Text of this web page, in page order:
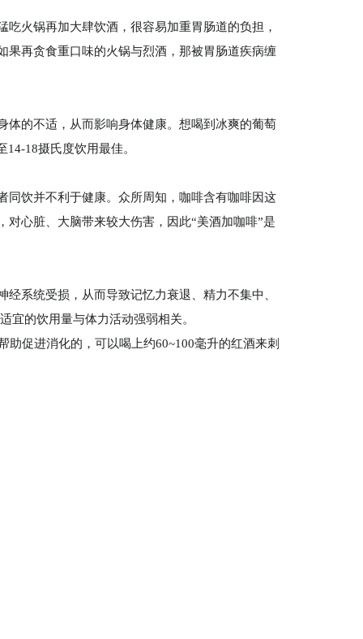
火锅再加大肆饮酒，很容易加重胃肠道的负担，
果再贪食重口味的火锅与烈酒，那被胃肠道疾病缠
体的不适，从而影响身体健康。想喝到冰爽的葡萄
18摄氏度饮用最佳。
同饮并不利于健康。众所周知，咖啡含有咖啡因这
心脏、大脑带来较大伤害，因此“美酒加咖啡”是
系统受损，从而导致记忆力衰退、精力不集中、
宜的饮用量与体力活动强弱相关。
促进消化的，可以喝上约60~100毫升的红酒来刺